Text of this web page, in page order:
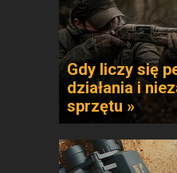
Gdy liczy się
działania i
sprzętu »